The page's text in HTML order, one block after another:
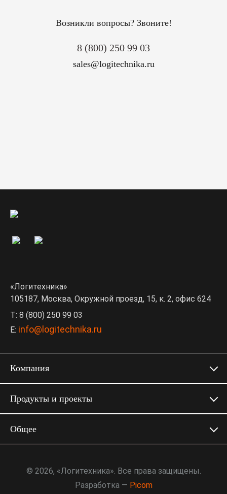
Возникли вопросы? Звоните!
8 (800) 250 99 03
sales@logitechnika.ru
«Логитехника»
105187, Москва, Окружной проезд, 15, к. 2, офис 624
T: 8 (800) 250 99 03
E: info@logitechnika.ru
Компания
Продукты и проекты
Общее
© 2026, «Логитехника». Все права защищены.
Разработка — Picom